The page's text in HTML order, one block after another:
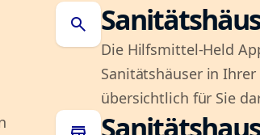
search
Die Hilfsmittel-Held
Sanitätshäuser in
übersichtlich für Sie